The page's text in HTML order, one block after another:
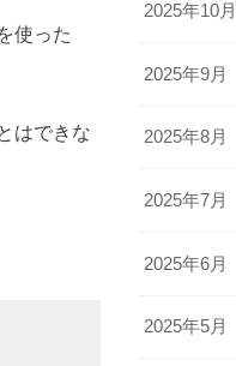
使った
はできな
2025年10月
2025年9月
2025年8月
2025年7月
2025年6月
2025年5月